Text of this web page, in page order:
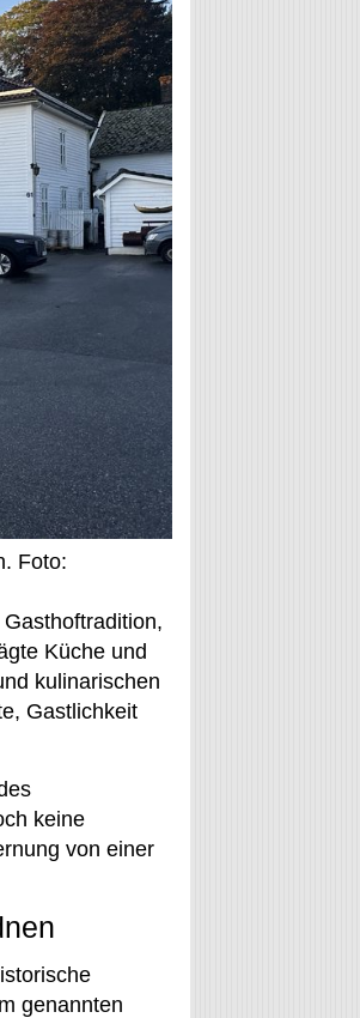
Foto:
Küche und
kulinarischen
Gastlichkeit
keine
von einer
genannten